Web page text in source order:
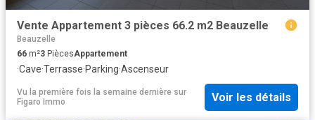
Vente Appartement 3 pièces 66.2 m2 Beauzelle
Beauzelle
66 m²3 PiècesAppartement
·Cave·Terrasse·Parking·Ascenseur
Vu la première fois la semaine dernière sur
Figaro Immo
Voir les détails